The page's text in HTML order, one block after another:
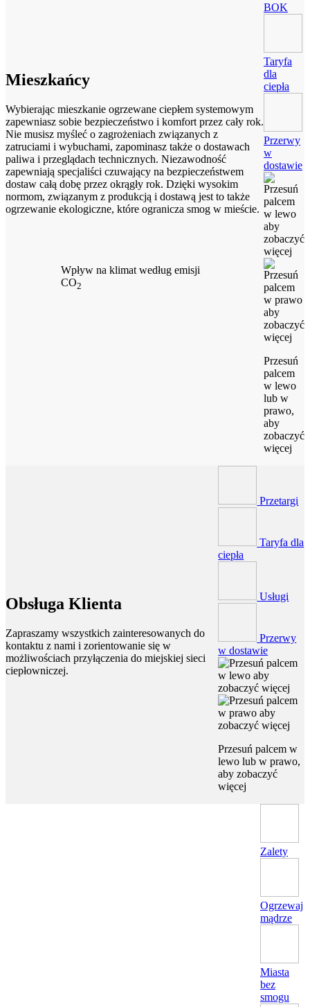
Mieszkańcy
Wybierając mieszkanie ogrzewane ciepłem systemowym
zapewniasz sobie bezpieczeństwo i komfort przez cały rok.
Nie musisz myśleć o zagrożeniach związanych z
zatruciami i wybuchami, zapominasz także o dostawach
paliwa i przeglądach technicznych. Niezawodność
zapewniają specjaliści czuwający na bezpieczeństwem
dostaw całą dobę przez okrągły rok. Dzięki wysokim
normom, związanym z produkcją i dostawą jest to także
ogrzewanie ekologiczne, które ogranicza smog w mieście.
Wpływ na klimat według emisji
CO2
BOK
Taryfa
dla
ciepła
Przerwy
w
dostawie
Przesuń
palcem
w lewo
lub w
prawo,
aby
zobaczyć
więcej
Obsługa Klienta
Zapraszamy wszystkich zainteresowanych do
kontaktu z nami i zorientowanie się w
możliwościach przyłączenia do miejskiej sieci
ciepłowniczej.
Przetargi
Taryfa dla
ciepła
Usługi
Przerwy
w dostawie
Przesuń palcem w
lewo lub w prawo,
aby zobaczyć
więcej
Zalety
Ogrzewaj
mądrze
Miasta
bez
smogu